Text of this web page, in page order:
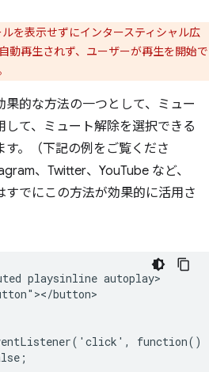
を表示せずにインタースティシャル広
動再生されず、ユーザーが再生を開始で
的な方法の一つとして、ミュー
して、ミュート解除を選択できる
。（下記の例をご覧くださ
、Twitter、YouTube など、
すでにこの方法が効果的に活用さ
playsinline autoplay>
button>
function()